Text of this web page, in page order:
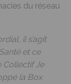
du réseau
il s’agit
et ce
Collectif Je
la Box